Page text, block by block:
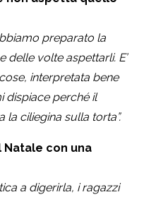
preparato la
delle volte aspettarli. E’
interpretata bene
dispiace perché il
ciliegina sulla torta”.
Natale con una
a digerirla, i ragazzi